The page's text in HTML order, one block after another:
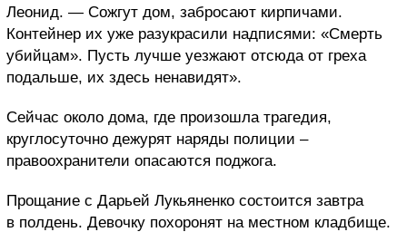
Леонид. — Сожгут дом, забросают кирпичами.
Контейнер их уже разукрасили надписями: «Смерть
убийцам». Пусть лучше уезжают отсюда от греха
подальше, их здесь ненавидят».
Сейчас около дома, где произошла трагедия,
круглосуточно дежурят наряды полиции –
правоохранители опасаются поджога.
Прощание с Дарьей Лукьяненко состоится завтра
в полдень. Девочку похоронят на местном кладбище.